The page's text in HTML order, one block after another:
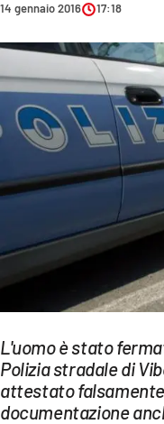
SANITÀ
AMBIENTE
SOCIETÀ
CULTURA
ECONOMIA E LAVORO
SPORT
Streaming
LAC NETWORK
LAC ONAIR
14 gennaio 2016 17:18
L'uomo è stato
Polizia stradale di
attestato
documentazione